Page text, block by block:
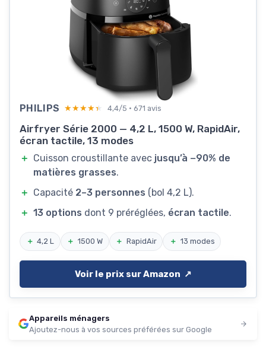
PHILIPS ★★★★★
★★★★★ 4,4/5 · 671 avis
Airfryer Série 2000 — 4,2 L, 1500 W, RapidAir,
écran tactile, 13 modes
＋ Cuisson croustillante avec jusqu’à −90% de
matières grasses.
＋ Capacité 2–3 personnes (bol 4,2 L).
＋ 13 options dont 9 préréglées, écran tactile.
＋ 4,2 L ＋ 1500 W ＋ RapidAir ＋ 13 modes
Voir le prix sur Amazon ↗️
Appareils ménagers
Ajoutez-nous à vos sources préférées sur Google